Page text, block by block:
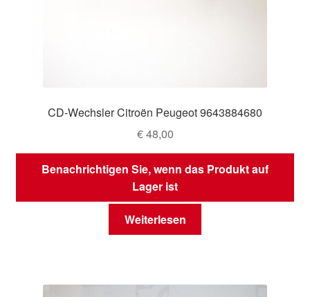
CD-Wechsler Citroën Peugeot 9643884680
€48,00
Benachrichtigen Sie, wenn das Produkt auf
Lager ist
Weiterlesen